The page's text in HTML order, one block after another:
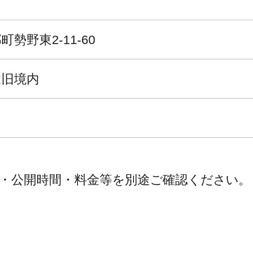
勢野東2-11-60
境内
開時間・料金等を別途ご確認ください。